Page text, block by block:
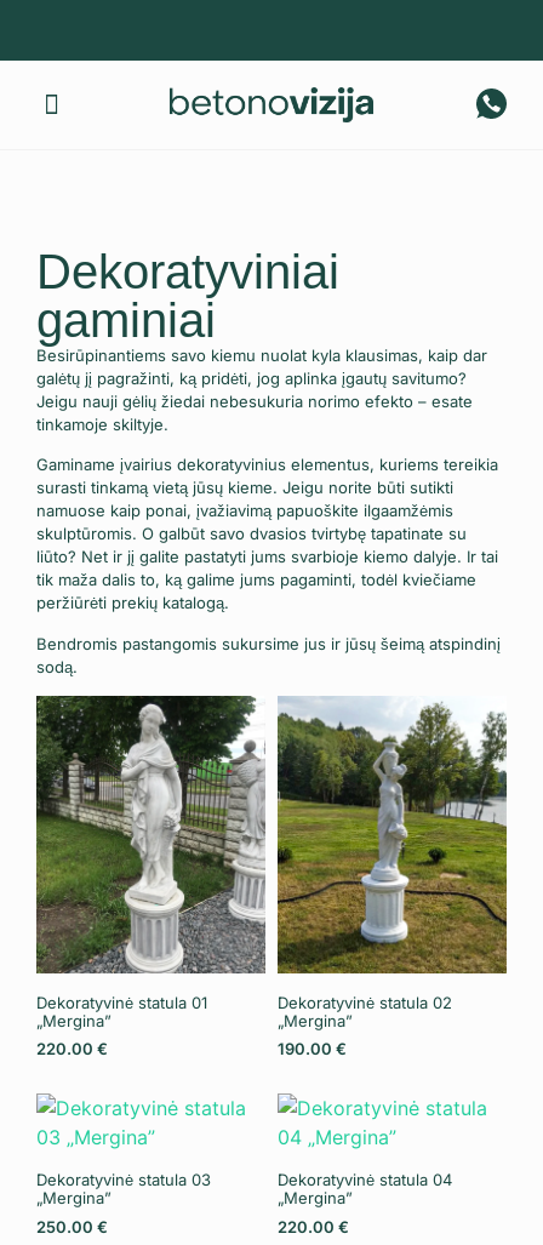
Dekoratyviniai
gaminiai
Besirūpinantiems savo kiemu nuolat kyla klausimas, kaip dar
galėtų jį pagražinti, ką pridėti, jog aplinka įgautų savitumo?
Jeigu nauji gėlių žiedai nebesukuria norimo efekto – esate
tinkamoje skiltyje.
Gaminame įvairius dekoratyvinius elementus, kuriems tereikia
surasti tinkamą vietą jūsų kieme. Jeigu norite būti sutikti
namuose kaip ponai, įvažiavimą papuoškite ilgaamžėmis
skulptūromis. O galbūt savo dvasios tvirtybę tapatinate su
liūto? Net ir jį galite pastatyti jums svarbioje kiemo dalyje. Ir tai
tik maža dalis to, ką galime jums pagaminti, todėl kviečiame
peržiūrėti prekių katalogą.
Bendromis pastangomis sukursime jus ir jūsų šeimą atspindinį
sodą.
Dekoratyvinė statula 01
„Mergina”
220.00 €
Dekoratyvinė statula 02
„Mergina”
190.00 €
Dekoratyvinė statula 03
„Mergina”
250.00 €
Dekoratyvinė statula 04
„Mergina”
220.00 €